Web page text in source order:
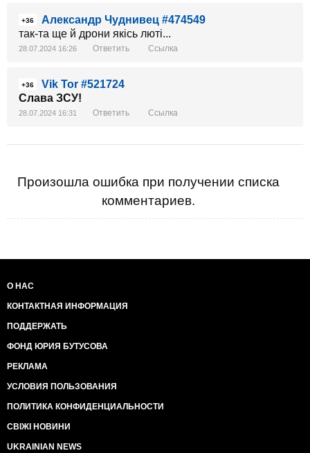
+36
Александр Чуднивец #474549
так-та ще й дрони якісь люті...
28.07.2024 16:26 Ответить Ссылка
+36
Vik Tor #521724
Слава ЗСУ!
28.07.2024 16:31 Ответить Ссылка
Произошла ошибка при получении списка
комментариев.
О НАС
КОНТАКТНАЯ ИНФОРМАЦИЯ
ПОДДЕРЖАТЬ
ФОНД ЮРИЯ БУТУСОВА
РЕКЛАМА
УСЛОВИЯ ПОЛЬЗОВАНИЯ
ПОЛИТИКА КОНФИДЕНЦИАЛЬНОСТИ
СВІЖІ НОВИНИ
UKRAINIAN NEWS